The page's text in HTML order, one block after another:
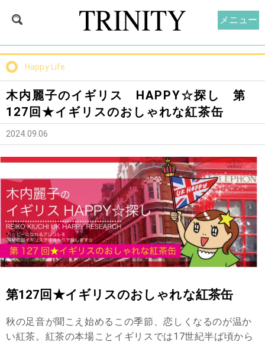
Happy Life
木内麗子のイギリス HAPPY☆探し 第
127回★イギリスのおしゃれな紅茶缶
2024.09.06
第127回★イギリスのおしゃれな紅茶缶
秋の足音が聞こえ始めるこの季節、恋しくなるのが温か
い紅茶。紅茶の本場ことイギリスでは17世紀半ば頃から
メニュー